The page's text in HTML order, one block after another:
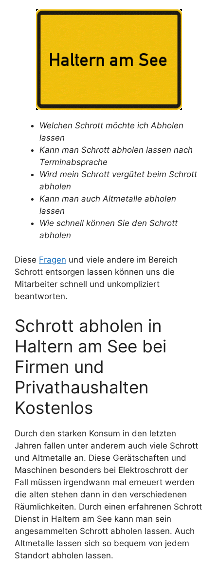
Welchen Schrott möchte ich Abholen
lassen
Kann man Schrott abholen lassen nach
Terminabsprache
Wird mein Schrott vergütet beim Schrott
abholen
Kann man auch Altmetalle abholen
lassen
Wie schnell können Sie den Schrott
abholen
Diese Fragen und viele andere im Bereich
Schrott entsorgen lassen können uns die
Mitarbeiter schnell und unkompliziert
beantworten.
Schrott abholen in
Haltern am See bei
Firmen und
Privathaushalten
Kostenlos
Durch den starken Konsum in den letzten
Jahren fallen unter anderem auch viele Schrott
und Altmetalle an. Diese Gerätschaften und
Maschinen besonders bei Elektroschrott der
Fall müssen irgendwann mal erneuert werden
die alten stehen dann in den verschiedenen
Räumlichkeiten. Durch einen erfahrenen Schrott
Dienst in Haltern am See kann man sein
angesammelten Schrott abholen lassen. Auch
Altmetalle lassen sich so bequem von jedem
Standort abholen lassen.